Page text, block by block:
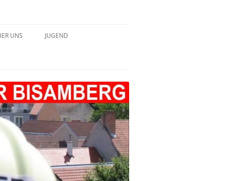
UNS JUGEND
JUGEND 2024
JUGEND 2025
JUGEND 2026